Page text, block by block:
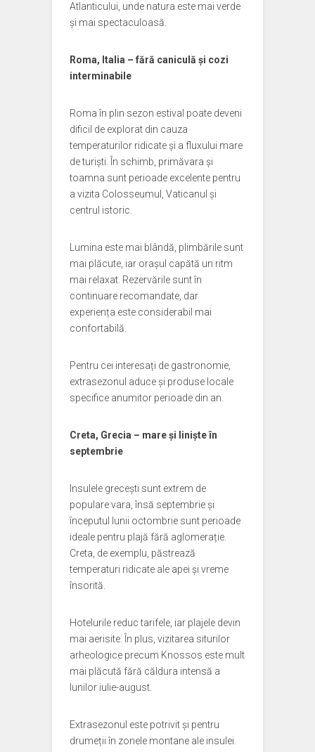
Atlanticului, unde natura este mai verde
și mai spectaculoasă.
Roma, Italia – fără caniculă și cozi
interminabile
Roma în plin sezon estival poate deveni
dificil de explorat din cauza
temperaturilor ridicate și a fluxului mare
de turiști. În schimb, primăvara și
toamna sunt perioade excelente pentru
a vizita Colosseumul, Vaticanul și
centrul istoric.
Lumina este mai blândă, plimbările sunt
mai plăcute, iar orașul capătă un ritm
mai relaxat. Rezervările sunt în
continuare recomandate, dar
experiența este considerabil mai
confortabilă.
Pentru cei interesați de gastronomie,
extrasezonul aduce și produse locale
specifice anumitor perioade din an.
Creta, Grecia – mare și liniște în
septembrie
Insulele grecești sunt extrem de
populare vara, însă septembrie și
începutul lunii octombrie sunt perioade
ideale pentru plajă fără aglomerație.
Creta, de exemplu, păstrează
temperaturi ridicate ale apei și vreme
însorită.
Hotelurile reduc tarifele, iar plajele devin
mai aerisite. În plus, vizitarea siturilor
arheologice precum Knossos este mult
mai plăcută fără căldura intensă a
lunilor iulie-august.
Extrasezonul este potrivit și pentru
drumeții în zonele montane ale insulei.